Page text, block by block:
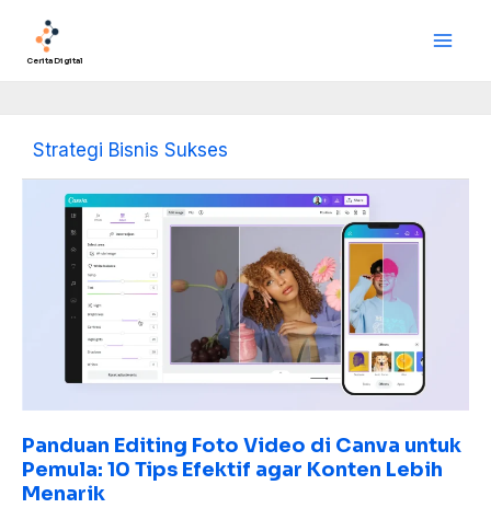
kontenCerita Digital
Strategi Bisnis Sukses
Panduan Editing Foto Video di Canva untuk
Pemula: 10 Tips Efektif agar Konten Lebih
Menarik
Panduan
Efektif
agar
Konten